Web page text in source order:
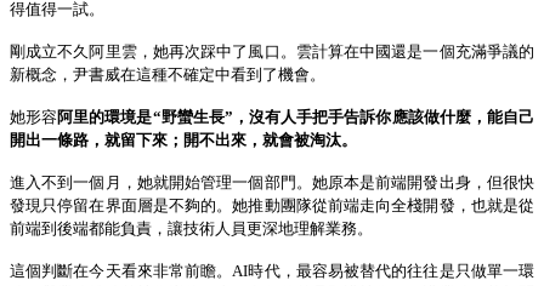
得值得一試。
剛成立不久阿里雲，她再次踩中了風口。雲計算在中國還是一個充滿爭議的
新概念，尹書威在這種不確定中看到了機會。
她形容阿里的環境是“野蠻生長” ， 沒有人手把手告訴你應該做什麼，能自己
開出一條路，就留下來；開不出來，就會被淘汰。
進入不到一個月，她就開始管理一個部門。她原本是前端開發出身，但很快
發現只停留在界面層是不夠的。她推動團隊從前端走向全棧開發，也就是從
前端到後端都能負責，讓技術人員更深地理解業務。
這個判斷在今天看來非常前瞻。AI時代，最容易被替代的往往是只做單一環